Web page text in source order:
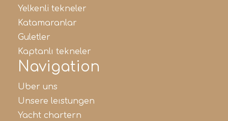
yelkenli tekneler
katamaranlar
guletler
kaptanlı tekneler
Navigation
uber uns
unsere leistungen
yacht chartern